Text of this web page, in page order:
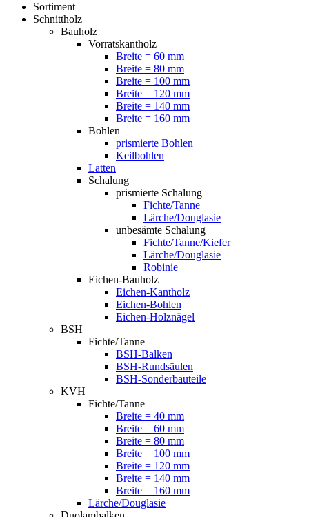
Sortiment
Schnittholz
Bauholz
Vorratskantholz
Breite = 60 mm
Breite = 80 mm
Breite = 100 mm
Breite = 120 mm
Breite = 140 mm
Breite = 160 mm
Bohlen
prismierte Bohlen
Keilbohlen
Latten
Schalung
prismierte Schalung
Fichte/Tanne
Lärche/Douglasie
unbesämte Schalung
Fichte/Tanne/Kiefer
Lärche/Douglasie
Robinie
Eichen-Bauholz
Eichen-Kantholz
Eichen-Bohlen
Eichen-Holznägel
BSH
Fichte/Tanne
BSH-Balken
BSH-Rundsäulen
BSH-Sonderbauteile
KVH
Fichte/Tanne
Breite = 40 mm
Breite = 60 mm
Breite = 80 mm
Breite = 100 mm
Breite = 120 mm
Breite = 140 mm
Breite = 160 mm
Lärche/Douglasie